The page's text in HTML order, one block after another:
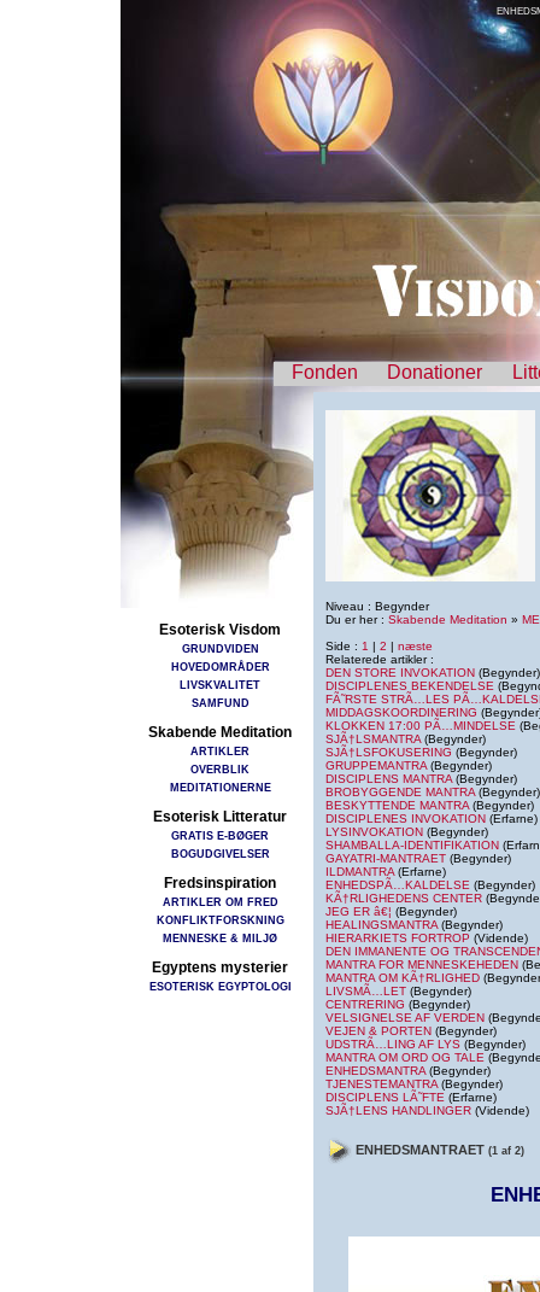
Fonden Donationer
Esoterisk Visdom
GRUNDVIDEN
HOVEDOMRÅDER
LIVSKVALITET
SAMFUND
Skabende Meditation
ARTIKLER
OVERBLIK
MEDITATIONERNE
Esoterisk Litteratur
GRATIS E-BØGER
BOGUDGIVELSER
Fredsinspiration
ARTIKLER OM FRED
KONFLIKTFORSKNING
MENNESKE & MILJØ
Egyptens mysterier
ESOTERISK EGYPTOLOGI
Niveau : Begynder
Du er her : Skabende Meditation »
Side : 1 | 2 | næste
Relaterede artikler :
DEN STORE INVOKATION (Begynder)
DISCIPLENES BEKENDELSE
FÃ˜RSTE STRÃ…LES
MIDDAGSKOORDINERING
KLOKKEN 17:00 PÃ…MINDELSE
SJÃ†LSMANTRA (Begynder)
SJÃ†LSFOKUSERING (Begynder)
GRUPPEMANTRA (Begynder)
DISCIPLENS MANTRA (Begynder)
BROBYGGENDE MANTRA (Begynder)
BESKYTTENDE MANTRA (Begynder)
DISCIPLENES INVOKATION (Erfarne)
LYSINVOKATION (Begynder)
SHAMBALLA-IDENTIFIKATION
GAYATRI-MANTRAET (Begynder)
ILDMANTRA (Erfarne)
ENHEDSPÃ…KALDELSE (Begynder)
KÃ†RLIGHEDENS CENTER
JEG ER â€¦ (Begynder)
HEALINGSMANTRA (Begynder)
HIERARKIETS FORTROP (Vidende)
DEN IMMANENTE OG
MANTRA FOR MENNESKEHEDEN
MANTRA OM KÃ†RLIGHED
LIVSMÃ…LET (Begynder)
CENTRERING (Begynder)
VELSIGNELSE AF VERDEN
VEJEN & PORTEN (Begynder)
UDSTRÃ…LING AF LYS (Begynder)
MANTRA OM ORD OG TALE
ENHEDSMANTRA (Begynder)
TJENESTEMANTRA (Begynder)
DISCIPLENS LÃ˜FTE (Erfarne)
SJÃ†LENS HANDLINGER (Vidende)
ENHEDSMANTRAET (1 af 2)